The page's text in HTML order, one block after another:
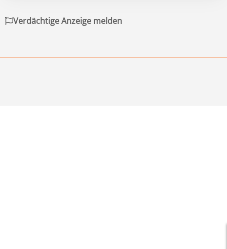
Verdächtige Anzeige melden